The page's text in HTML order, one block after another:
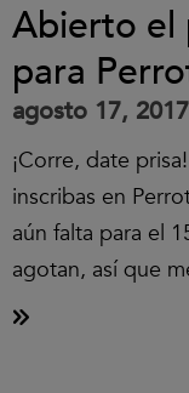
Abierto el
para
agosto 17, 2017
¡Corre, date
inscribas en
aún falta para el
agotan, así que